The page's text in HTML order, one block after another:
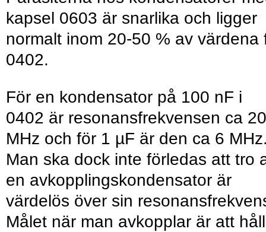
kapsel 0603 är snarlika och ligger
normalt inom 20-50 % av värdena
0402.
För en kondensator på 100 nF i
0402 är resonansfrekvensen ca 20
MHz och för 1 µF är den ca 6
Man ska dock inte förledas att tro
en avkopplingskondensator är
värdelös över sin
Målet när man avkopplar är att